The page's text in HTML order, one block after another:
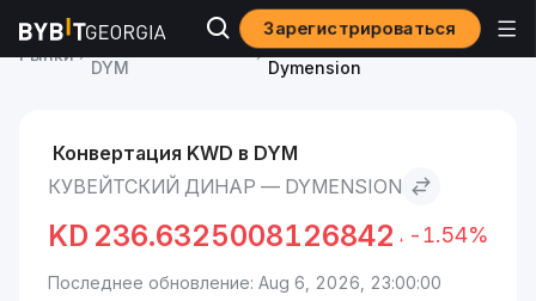
Зарегистрироваться
Рынки
Курс Dymension
DYM
Кувейтский динар to
Dymension
Конвертация KWD в DYM
КУВЕЙТСКИЙ ДИНАР — DYMENSION
KD 236.6325008126842 -1.54%
Последнее обновление: Aug 6, 2026, 23:00:00